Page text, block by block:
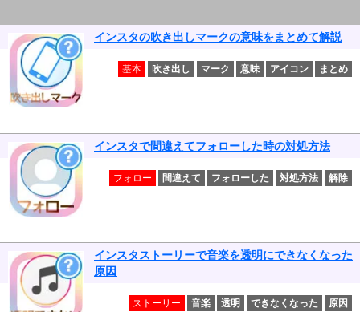
インスタの吹き出しマークの意味をまとめて解説
基本 吹き出し マーク 意味 アイコン まとめ
インスタで間違えてフォローした時の対処方法
フォロー 間違えて フォローした 対処方法 解除
インスタストーリーで音楽を透明にできなくなった
原因
ストーリー 音楽 透明 できなくなった 原因